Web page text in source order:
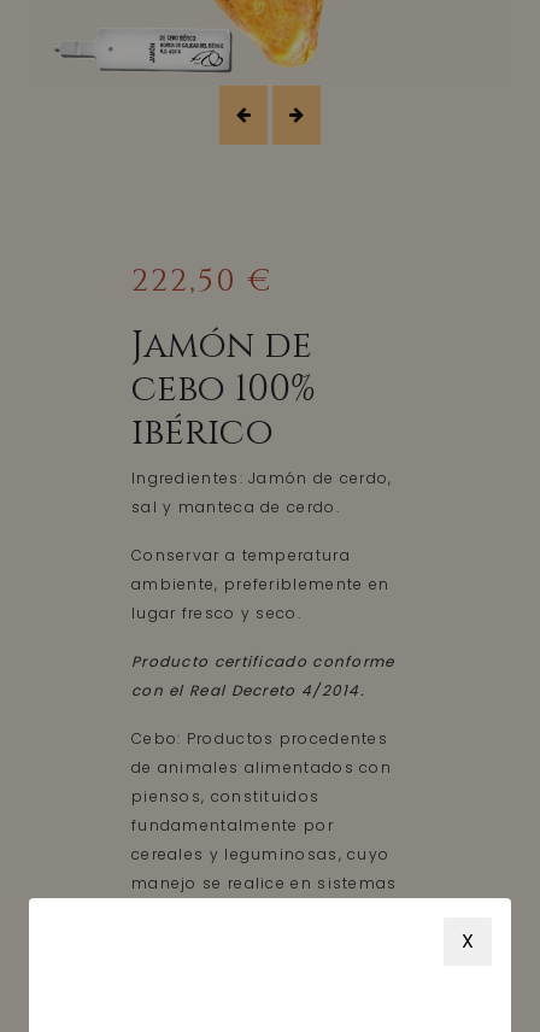
222,50 €
Jamón de
cebo 100%
ibérico
Ingredientes: Jamón de cerdo,
sal y manteca de cerdo.
Conservar a temperatura
ambiente, preferiblemente en
lugar fresco y seco.
Producto certificado conforme
con el Real Decreto 4/2014.
Cebo: Productos procedentes
de animales alimentados con
piensos, constituidos
fundamentalmente por
cereales y leguminosas, cuyo
manejo se realice en sistemas
X